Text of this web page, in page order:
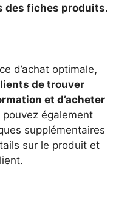
des fiches produits.
d’achat optimale,
de trouver
et d’acheter
pouvez également
supplémentaires
sur le produit et